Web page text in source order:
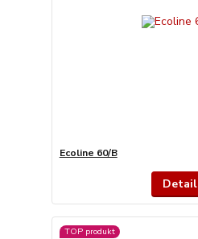
Ecoline 60/B
Detail
TOP produkt